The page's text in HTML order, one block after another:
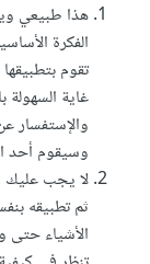
هذا طبيعي
الفكرة
تقوم
غاية السهولة
والإستفسار
وسيقوم أحد
لا يجب عليك
ثم تطبيقه
الأشياء حتى